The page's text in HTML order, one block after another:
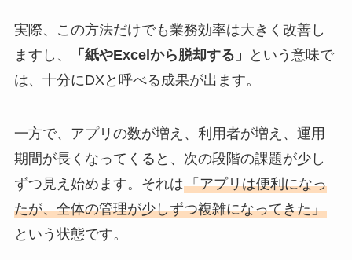
実際、この方法だけでも業務効率は大きく改善し
ますし、
「紙やExcelから脱却する」
という意味で
は、十分にDXと呼べる成果が出ます。
一方で、アプリの数が増え、利用者が増え、運用
期間が長くなってくると、次の段階の課題が少し
ずつ見え始めます。それは「アプリは便利になっ
たが、全体の管理が少しずつ複雑になってきた」
という状態です。